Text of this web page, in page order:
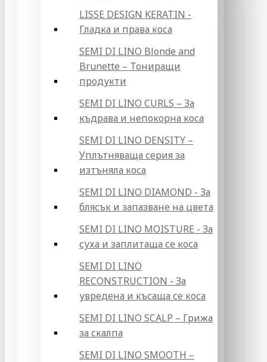
LISSE DESIGN KERATIN -
Гладка и права коса
SEMI DI LINO Blonde and
Brunette – Тониращи
продукти
SEMI DI LINO CURLS – За
къдрава и непокорна коса
SEMI DI LINO DENSITY –
Уплътняваща серия за
изтъняла коса
SEMI DI LINO DIAMOND - За
блясък и запазване на цвета
SEMI DI LINO MOISTURE - За
суха и заплитаща се коса
SEMI DI LINO
RECONSTRUCTION - За
увредена и късаща се коса
SEMI DI LINO SCALP – Грижа
за скалпа
SEMI DI LINO SMOOTH –